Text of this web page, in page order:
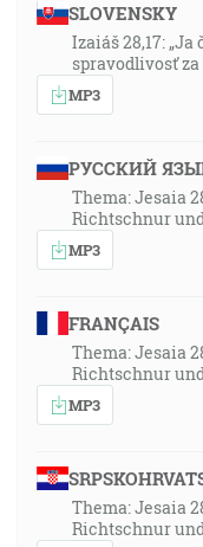
SLOVENSKY
Izaiáš 28,17:
spravodlivosť za
MP3
РУССКИЙ
Thema: Jesaia
Richtschnur
MP3
FRANÇAIS
Thema: Jesaia
Richtschnur
MP3
Thema: Jesaia
Richtschnur